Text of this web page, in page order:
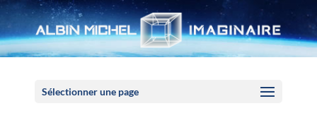
Sélectionner une page
Panneau de gestion des cookies